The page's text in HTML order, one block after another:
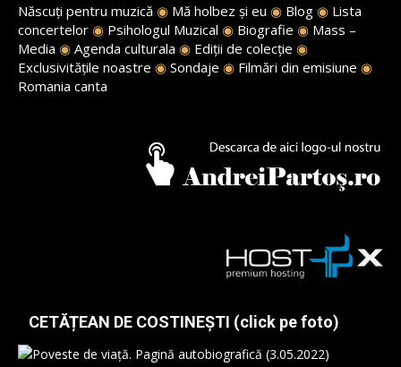
Născuți pentru muzică ◉ Mă holbez și eu ◉ Blog ◉ Lista
concertelor ◉ Psihologul Muzical ◉ Biografie ◉ Mass –
Media ◉ Agenda culturala ◉ Ediții de colecție ◉
Exclusivitățile noastre ◉ Sondaje ◉ Filmări din emisiune ◉
Romania canta
CETĂȚEAN DE COSTINEȘTI (click pe foto)